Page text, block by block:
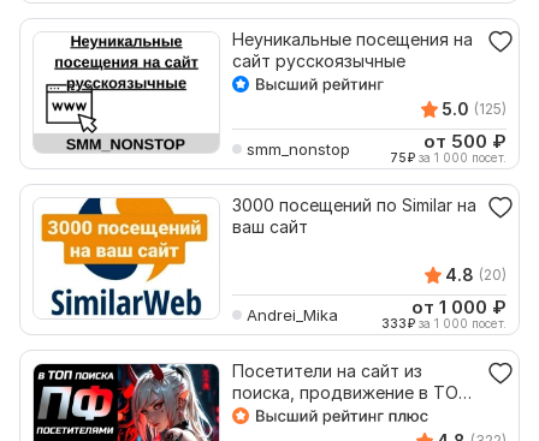
Неуникальные посещения на
сайт русскоязычные
5.0 (125)
smm_nonstop от 500 ₽
75₽ за 1 000 посет.
3000 посещений по Similar на
ваш сайт
4.8 (20)
Andrei_Mika от 1 000 ₽
333₽ за 1 000 посет.
Посетители на сайт из
поиска, продвижение в ТОП
Яндекса посещениями